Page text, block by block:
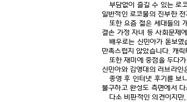
부담없이 즐길 수 있는 로
일반적인 로코물의 진부한
또한 요즘 젊은 세대들의
결손 가정 자녀 등 사회문제
배우로는 신민아가 돋보였
만족스럽지 않았습니다. 캐
또한 재미에 중점을 두다
신민아와 김영대의 러브라인
종영 후 인터넷 후기를 보
불구하고 완성도 측면에서
다소 비판적인 의견이지만,